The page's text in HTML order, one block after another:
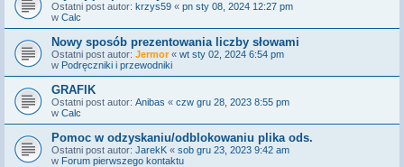
Ostatni post autor: krzys59 « pn sty 08, 2024 12:27 pm
w Calc
Nowy sposób prezentowania liczby słowami
Ostatni post autor: Jermor« wt sty 02, 2024 6:54 pm
w Podręczniki i przewodniki
GRAFIK
Ostatni post autor: Anibas « czw gru 28, 2023 8:55 pm
w Calc
Pomoc w odzyskaniu/odblokowaniu plika ods.
Ostatni post autor: JarekK « sob gru 23, 2023 9:42 am
w Forum pierwszego kontaktu